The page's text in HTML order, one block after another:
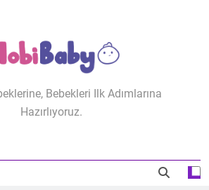
Bebekleri Ilk Adımlarına
Hazırlıyoruz.